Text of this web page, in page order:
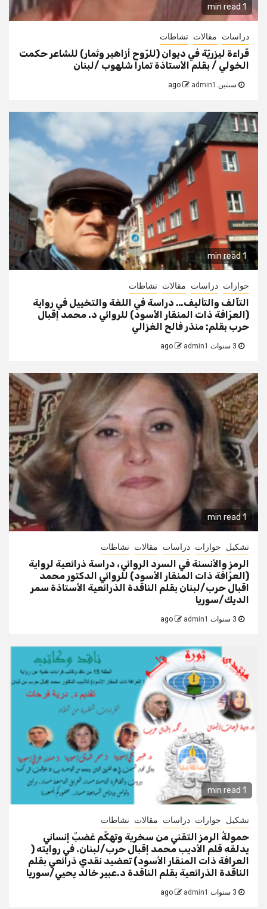
1 min read
دراسات مقالات نشاطات
قراءة ليزريّة في ديوان (للرّوح أزاهير وثمار) للشاعر حكمت
الخولي / بقلم الأستاذة تمارا شلهوب /لبنان
سنتين ago admin1
1 min read
حوارات دراسات مقالات نشاطات
التآلف والتأليف… دراسة في اللغة والتخييل في رواية
(العرّافة ذات المنقار الأسود) للروائي د. محمد إقبال
حرب بقلم: منذر فالح الغزالي
admin1
1 min read
تشكيل حوارات دراسات مقالات نشاطات
الرمز والأنسنة في السرد الروائي، دراسة ذرائعية لرواية
(العرَّافة ذات المنقار الأسود) للروائي الدكتور محمد
اقبال حرب/لبنان بقلم الناقدة الذرائعية الأستاذة سمر
الديك/سوريا
admin1
1 min read
تشكيل حوارات دراسات مقالات نشاطات
حمولةُ الرمز التقني من سخرية وتهكّم غضبٌ إنساني
يدلقه قلم الأديب محمد إقبال حرب/لبنان. في روايته (
العرافة ذات المنقار الأسود) تعضيد نقدي ذرائعي بقلم
الناقدة الذرائعية بقلم الناقدة د.عبير خالد يحيي/سوريا
admin1